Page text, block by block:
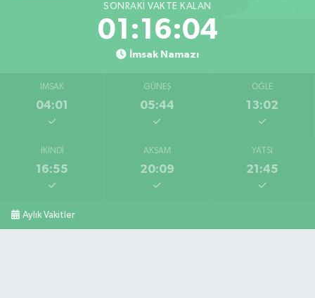
SONRAKI VAKTE KALAN
01:16:03
İmsak Namazı
İMSAK
04:01
GÜNEŞ
05:44
ÖĞLE
13:02
İKINDI
16:55
AKŞAM
20:09
YATSI
21:45
Aylık Vakitler